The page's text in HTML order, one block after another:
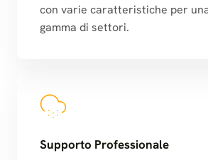
con varie caratteristiche per
gamma di settori.
Supporto Professionale